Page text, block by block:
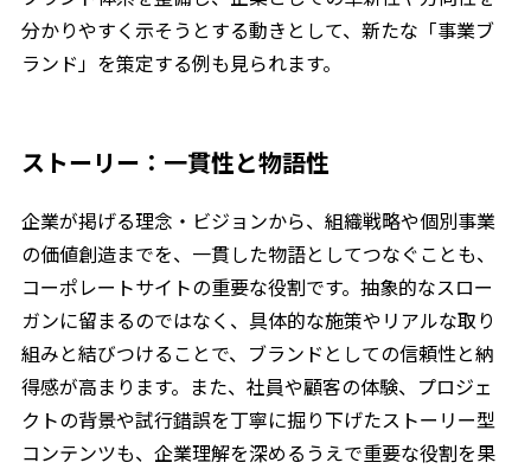
分かりやすく示そうとする動きとして、新たな「事業ブ
ランド」を策定する例も見られます。
ストーリー：一貫性と物語性
企業が掲げる理念・ビジョンから、組織戦略や個別事業
の価値創造までを、一貫した物語としてつなぐことも、
コーポレートサイトの重要な役割です。抽象的なスロー
ガンに留まるのではなく、具体的な施策やリアルな取り
組みと結びつけることで、ブランドとしての信頼性と納
得感が高まります。また、社員や顧客の体験、プロジェ
クトの背景や試行錯誤を丁寧に掘り下げたストーリー型
コンテンツも、企業理解を深めるうえで重要な役割を果